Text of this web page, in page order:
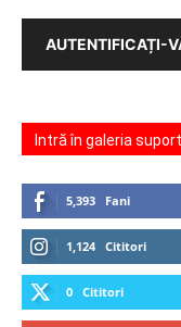
AUTENTIFICAȚI-
Intră în galeria
5,393 Fani
1,124 Cititori
0 Cititori